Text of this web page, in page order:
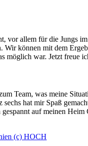
vor allem für die Jungs
Wir können mit dem
möglich war. Jetzt freue
Team, was meine
hat mir Spaß
auf meinen